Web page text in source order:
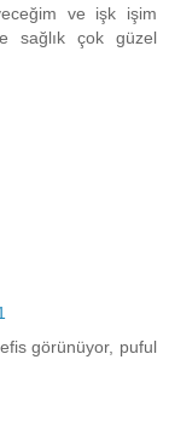
ve işk işim
sağlık çok güzel
görünüyor, puful